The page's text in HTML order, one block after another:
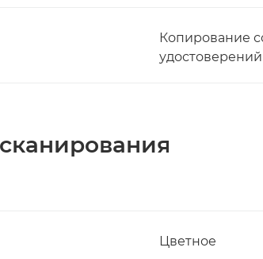
Копирование
удостоверений
Цветное